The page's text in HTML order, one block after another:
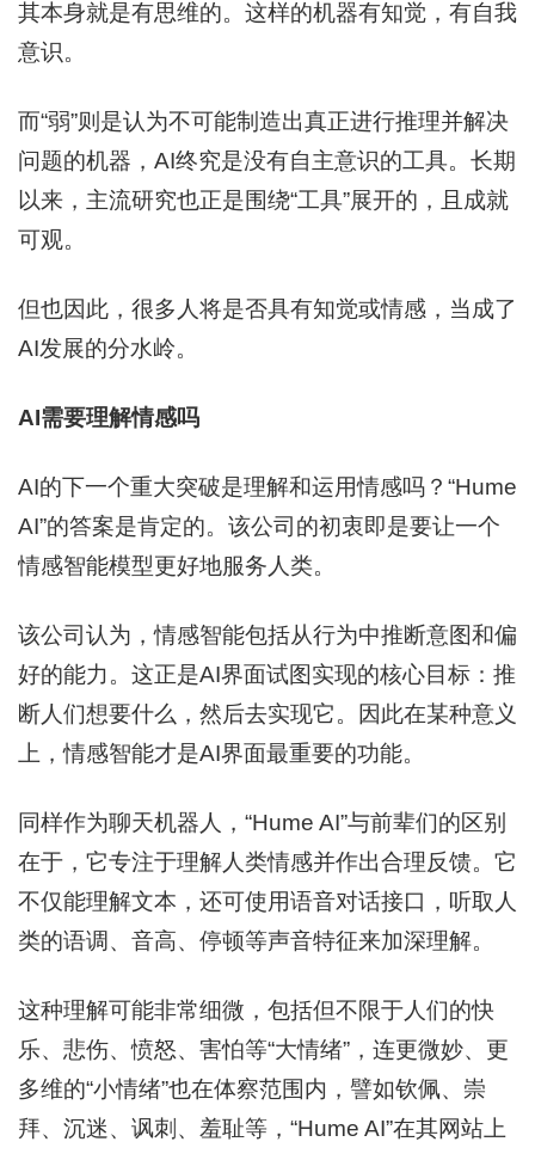
其本身就是有思维的。这样的机器有知觉，有自我
意识。
而“弱”则是认为不可能制造出真正进行推理并解决
问题的机器，AI终究是没有自主意识的工具。长期
以来，主流研究也正是围绕“工具”展开的，且成就
可观。
但也因此，很多人将是否具有知觉或情感，当成了
AI发展的分水岭。
AI需要理解情感吗
AI的下一个重大突破是理解和运用情感吗？“Hume
AI”的答案是肯定的。该公司的初衷即是要让一个
情感智能模型更好地服务人类。
该公司认为，情感智能包括从行为中推断意图和偏
好的能力。这正是AI界面试图实现的核心目标：推
断人们想要什么，然后去实现它。因此在某种意义
上，情感智能才是AI界面最重要的功能。
同样作为聊天机器人，“Hume AI”与前辈们的区别
在于，它专注于理解人类情感并作出合理反馈。它
不仅能理解文本，还可使用语音对话接口，听取人
类的语调、音高、停顿等声音特征来加深理解。
这种理解可能非常细微，包括但不限于人们的快
乐、悲伤、愤怒、害怕等“大情绪”，连更微妙、更
多维的“小情绪”也在体察范围内，譬如钦佩、崇
拜、沉迷、讽刺、羞耻等，“Hume AI”在其网站上